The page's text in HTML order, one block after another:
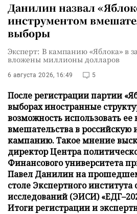
Данилин назвал
инструментом
выборы
Эксперт: В кампанию «Яблока» в
вложены миллионы долларов
6 августа 2026, 16:49 5
После регистрации партии
выборах иностранные
возможность использовать
вмешательства в российскую
кампанию. Такое мнение
директор Центра
Финансового университета
Павел Данилин на
столе Экспертного
исследований (ЭИСИ)
Итоги регистрации и